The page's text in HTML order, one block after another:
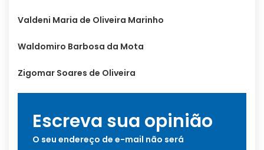
Valdeni Maria de Oliveira Marinho
Waldomiro Barbosa da Mota
Zigomar Soares de Oliveira
Escreva sua opinião
O seu endereço de e-mail não será